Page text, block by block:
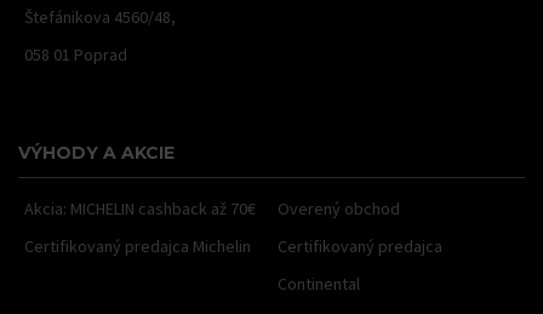
Štefánikova 4560/48,
058 01 Poprad
VÝHODY A AKCIE
Akcia: MICHELIN cashback až 70€
Overený obchod
Certifikovaný predajca Michelin
Certifikovaný predajca
Continental